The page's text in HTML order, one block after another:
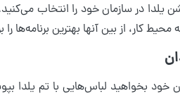
یلدا در سازمان خود را انتخاب
کار، از بین آنها بهترین برنامه‌ها را
خود بخواهید لباس‌هایی با تم